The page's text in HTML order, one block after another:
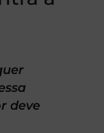
deve